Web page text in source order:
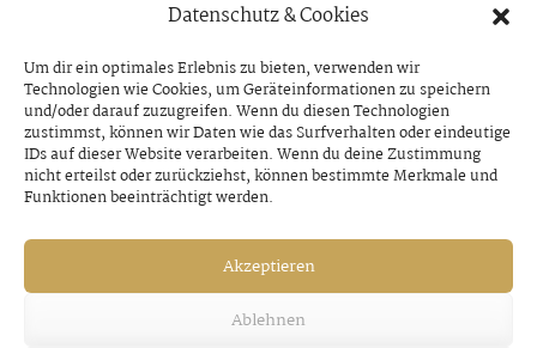
Datenschutz & Cookies
Um dir ein optimales Erlebnis zu bieten, verwenden wir
Technologien wie Cookies, um Geräteinformationen zu speichern
und/oder darauf zuzugreifen. Wenn du diesen Technologien
zustimmst, können wir Daten wie das Surfverhalten oder eindeutige
IDs auf dieser Website verarbeiten. Wenn du deine Zustimmung
nicht erteilst oder zurückziehst, können bestimmte Merkmale und
Funktionen beeinträchtigt werden.
Akzeptieren
Ablehnen
Jakobi-Patrozinium in Strass